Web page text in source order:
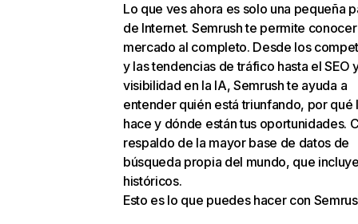
Lo que ves ahora es solo una pequeña
de Internet. Semrush te permite
mercado al completo. Desde los
y las tendencias de tráfico hasta el SEO
visibilidad en la IA, Semrush te ayuda a
entender quién está triunfando, por qué
hace y dónde están tus oportunidades.
respaldo de la mayor base de datos de
búsqueda propia del mundo, que
históricos.
Esto es lo que puedes hacer con